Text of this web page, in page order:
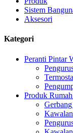
Sistem
Aksesori
Kategori
Peranti Pintar
Produk